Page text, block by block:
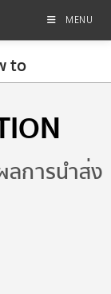
MENU
to
การนำส่ง